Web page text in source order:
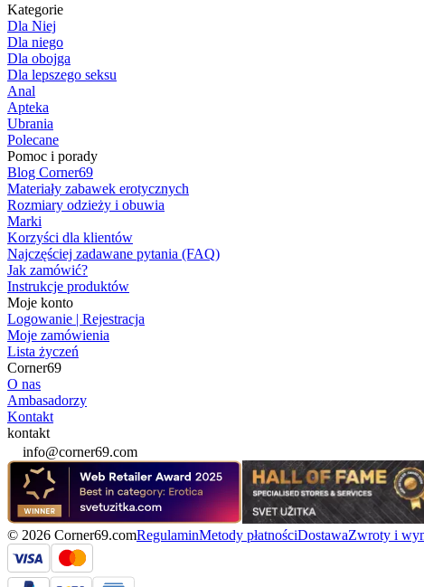
Kategorie
Dla Niej
Dla niego
Dla obojga
Dla lepszego seksu
Anal
Apteka
Ubrania
Polecane
Pomoc i porady
Blog Corner69
Materiały zabawek erotycznych
Rozmiary odzieży i obuwia
Marki
Korzyści dla klientów
Najczęściej zadawane pytania (FAQ)
Jak zamówić?
Instrukcje produktów
Moje konto
Logowanie | Rejestracja
Moje zamówienia
Lista życzeń
Corner69
O nas
Ambasadorzy
Kontakt
kontakt
info@corner69.com
© 2026 Corner69.comRegulaminMetody płatnościDostawaZwroty i